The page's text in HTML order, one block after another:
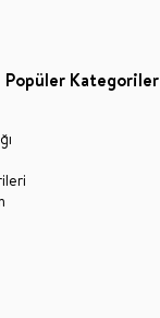
Popüler Kategoriler